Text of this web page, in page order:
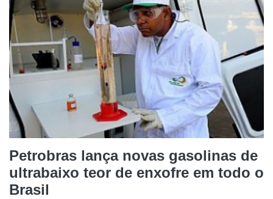
Petrobras lança novas gasolinas de
ultrabaixo teor de enxofre em todo o
Brasil